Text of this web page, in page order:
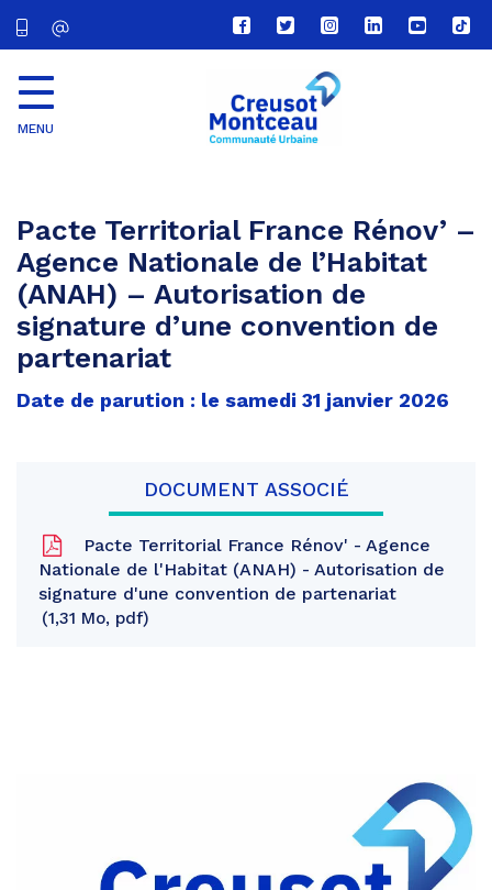
Lien
vers
compte
Facebook
Lien
vers
compte
Twitter
Lien
vers
le
compte
Lien
vers
Lien
vers
Lien
vers
MENU
Pacte Territorial France Rénov’ –
Agence Nationale de l’Habitat
(ANAH) – Autorisation de
signature d’une convention de
partenariat
Date de parution : le samedi 31 janvier 2026
DOCUMENT ASSOCIÉ
Pacte Territorial France Rénov' - Agence
Nationale de l'Habitat (ANAH) - Autorisation de
signature d'une convention de partenariat
1,31 Mo, pdf
Facebook
Partager